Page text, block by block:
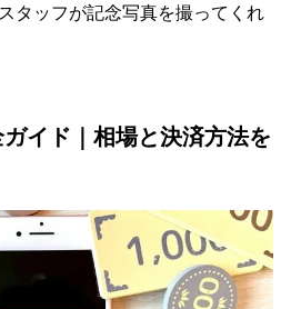
タッフが記念写真を撮ってくれ
イド｜相場と決済方法を